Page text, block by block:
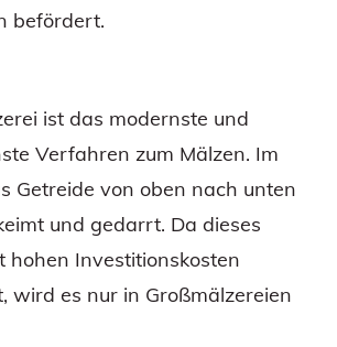
befördert.
ist das modernste und
Verfahren zum Mälzen. Im
Getreide von oben nach unten
und gedarrt. Da dieses
hohen Investitionskosten
wird es nur in Großmälzereien